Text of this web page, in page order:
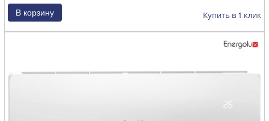
Купить в 1 клик